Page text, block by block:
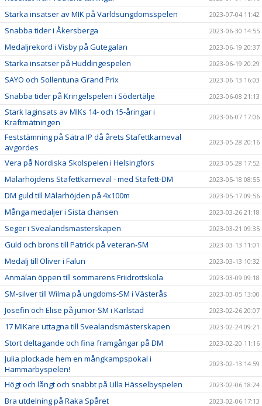
Starka insatser av MIK på Världsungdomsspelen 2023-07-04 11:42
Snabba tider i Åkersberga 2023-06-30 14:55
Medaljrekord i Visby på Gutegalan 2023-06-19 20:37
Starka insatser på Huddingespelen 2023-06-19 20:29
SAYO och Sollentuna Grand Prix 2023-06-13 16:03
Snabba tider på Kringelspelen i Södertälje 2023-06-08 21:13
Stark laginsats av MIKs 14- och 15-åringar i
Kraftmätningen
2023-06-07 17:06
Feststämning på Sätra IP då årets Stafettkarneval
avgordes
2023-05-28 20:16
Vera på Nordiska Skolspelen i Helsingfors 2023-05-28 17:52
Mälarhöjdens Stafettkarneval - med Stafett-DM 2023-05-18 08:55
DM guld till Mälarhöjden på 4x100m 2023-05-17 09:56
Många medaljer i Sista chansen 2023-03-26 21:18
Seger i Svealandsmästerskapen 2023-03-21 09:35
Guld och brons till Patrick på veteran-SM 2023-03-13 11:01
Medalj till Oliver i Falun 2023-03-13 10:32
Anmälan öppen till sommarens Friidrottskola 2023-03-09 09:18
SM-silver till Wilma på ungdoms-SM i Västerås 2023-03-05 13:00
Josefin och Elise på junior-SM i Karlstad 2023-02-26 20:07
17 MIKare uttagna till Svealandsmästerskapen 2023-02-24 09:21
Stort deltagande och fina framgångar på DM 2023-02-20 11:16
Julia plockade hem en mångkampspokal i
Hammarbyspelen!
2023-02-13 14:59
Högt och långt och snabbt på Lilla Hässelbyspelen 2023-02-06 18:24
Bra utdelning på Raka Spåret 2023-02-06 17:13